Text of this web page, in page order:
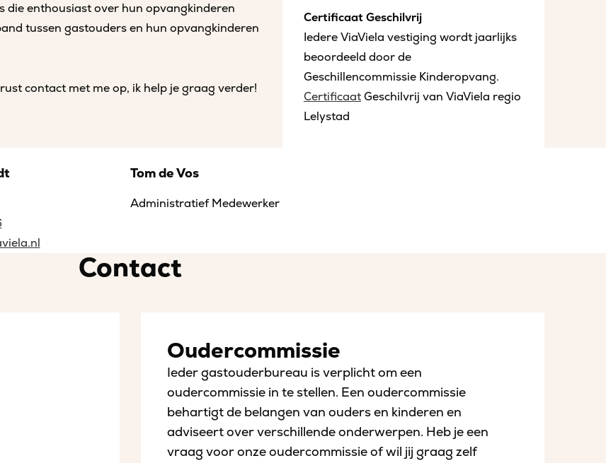
die enthousiast over hun opvangkinderen
tussen gastouders en hun opvangkinderen
contact met me op, ik help je graag verder!
Certificaat Geschilvrij
Iedere ViaViela vestiging wordt jaarlijks
beoordeeld door de
Geschillencommissie Kinderopvang.
CertificaatGeschilvrij van ViaViela regio
Lelystad
Tom de Vos
Administratief Medewerker
Contact
Oudercommissie
Ieder gastouderbureau is verplicht om een
oudercommissie in te stellen. Een oudercommissie
behartigt de belangen van ouders en kinderen en
adviseert over verschillende onderwerpen. Heb je een
vraag voor onze oudercommissie of wil jij graag zelf